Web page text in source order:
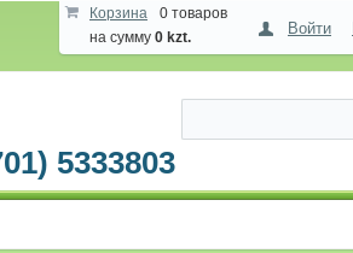
Корзина
0 товаров
на сумму 0 kzt. Войти
5333803